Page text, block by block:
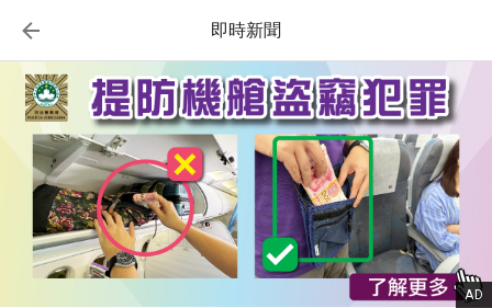
即時新聞
AD